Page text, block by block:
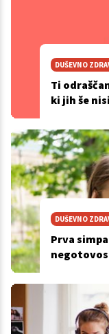
DUŠEVNO
Ti
ki jih še
DUŠEVNO
Prva